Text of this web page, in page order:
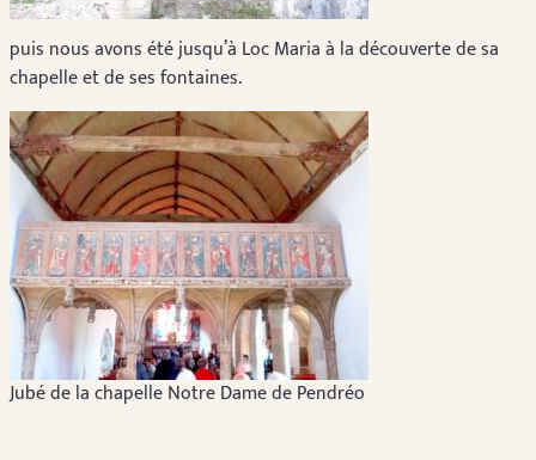
puis nous avons été jusqu’à Loc Maria à la découverte de sa
chapelle et de ses fontaines.
Jubé de la chapelle Notre Dame de Pendréo